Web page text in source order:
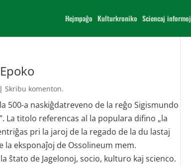
Hejmpaĝo Kulturkroniko Sciencaj informoj
|Skribu komenton.
500-a naskiĝdatreveno de la reĝo Sigismundo
La titolo referencas al la populara difino „la
pri la jaroj de la regado de la du lastaj
la eksponaĵoj de Ossolineum mem.
ŝtato de Jagelonoj, socio, kulturo kaj scienco.